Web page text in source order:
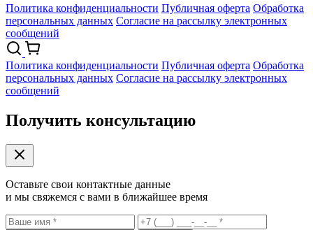
Политика конфиденциальности Публичная оферта Обработка
персональных данных Согласие на рассылку электронных
сообщений
Политика конфиденциальности Публичная оферта Обработка
персональных данных Согласие на рассылку электронных
сообщений
Получить консультацию
Оставьте свои контактные данные
и мы свяжемся с вами в ближайшее время